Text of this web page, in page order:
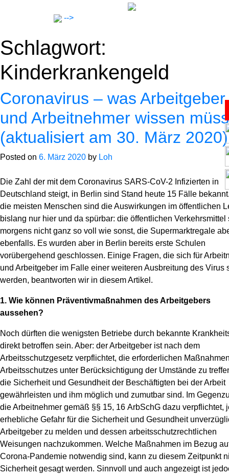
-->
Anwälte
Expertise
Karriere
News
Schlagwort:
Kinderkrankengeld
Coronavirus – was Arbeitgeber
und Arbeitnehmer wissen
(aktualisiert am 30. März 2020)
Posted on 6. März 2020 by Loh
Die Zahl der mit dem Coronavirus SARS-CoV-2 Infizierten in
Deutschland steigt, in Berlin sind Stand heute 15 Fälle
die meisten Menschen sind die Auswirkungen im öffentlichen
bislang nur hier und da spürbar: die öffentlichen Verkehrsmittel
morgens nicht ganz so voll wie sonst, die Supermarktregale
ebenfalls. Es wurden aber in Berlin bereits erste Schulen
vorübergehend geschlossen. Einige Fragen, die sich für
und Arbeitgeber im Falle einer weiteren Ausbreitung des Virus
werden, beantworten wir in diesem Artikel.
1. Wie können Präventivmaßnahmen des Arbeitgebers
aussehen?
Noch dürften die wenigsten Betriebe durch bekannte
direkt betroffen sein. Aber: der Arbeitgeber ist nach dem
Arbeitsschutzgesetz verpflichtet, die erforderlichen
Arbeitsschutzes unter Berücksichtigung der Umstände zu
die Sicherheit und Gesundheit der Beschäftigten bei der Arbeit
gewährleisten und ihm möglich und zumutbar sind. Im
die Arbeitnehmer gemäß §§ 15, 16 ArbSchG dazu verpflichtet,
erhebliche Gefahr für die Sicherheit und Gesundheit
Arbeitgeber zu melden und dessen arbeitsschutzrechtlichen
Weisungen nachzukommen. Welche Maßnahmen im Bezug
Corona-Pandemie notwendig sind, kann zu diesem Zeitpunkt
Sicherheit gesagt werden. Sinnvoll und auch angezeigt ist